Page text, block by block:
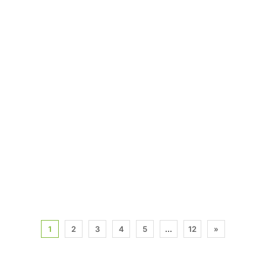
1 2 3 4 5 ... 12 »